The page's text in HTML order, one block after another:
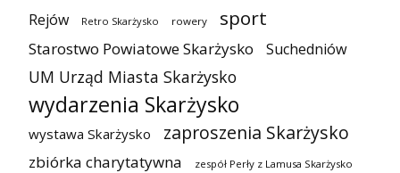
Rejów Retro Skarżysko rowery sport
Starostwo Powiatowe Skarżysko Suchedniów
UM Urząd Miasta Skarżysko
wydarzenia Skarżysko
wystawa Skarżysko zaproszenia Skarżysko
zbiórka charytatywna zespół Perły z Lamusa Skarżysko